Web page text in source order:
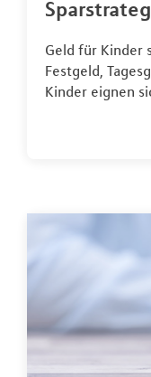
Geld für Kinder
Festgeld,
Kinder eignen